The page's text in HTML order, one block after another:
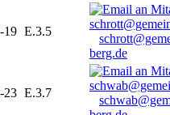
19 E.3.5
berg.de
23 E.3.7